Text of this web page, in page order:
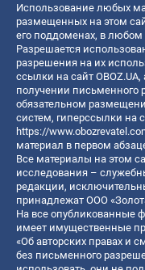
Использование любых
размещенных на этом
его поддоменах, в любом
Разрешается
разрешения на их
ссылки на сайт
получении письменного
обязательном
систем, гиперссылки на
https://
материал в первом
Все материалы на этом
исследования –
редакции,
принадлежат ООО
На все опубликованные
имеет имущественные
«Об авторских правах и
без письменного